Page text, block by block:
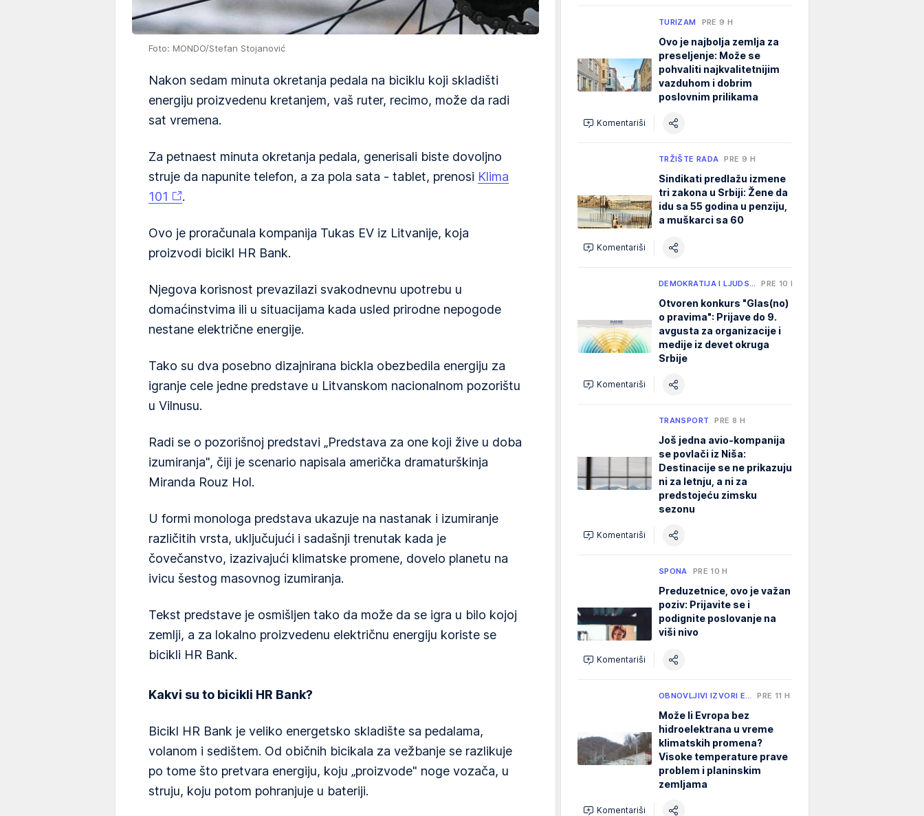
Foto: MONDO/Stefan Stojanović
Nakon sedam minuta okretanja pedala na biciklu koji skladišti
energiju proizvedenu kretanjem, vaš ruter, recimo, može da radi
sat vremena.
Za petnaest minuta okretanja pedala, generisali biste dovoljno
struje da napunite telefon, a za pola sata - tablet, prenosi Klima
101
.
Ovo je proračunala kompanija Tukas EV iz Litvanije, koja
proizvodi bicikl HR Bank.
Njegova korisnost prevazilazi svakodnevnu upotrebu u
domaćinstvima ili u situacijama kada usled prirodne nepogode
nestane električne energije.
Tako su dva posebno dizajnirana bickla obezbedila energiju za
igranje cele jedne predstave u Litvanskom nacionalnom pozorištu
u Vilnusu.
Radi se o pozorišnoj predstavi „Predstava za one koji žive u doba
izumiranja", čiji je scenario napisala američka dramaturškinja
Miranda Rouz Hol.
U formi monologa predstava ukazuje na nastanak i izumiranje
različitih vrsta, uključujući i sadašnji trenutak kada je
čovečanstvo, izazivajući klimatske promene, dovelo planetu na
ivicu šestog masovnog izumiranja.
Tekst predstave je osmišljen tako da može da se igra u bilo kojoj
zemlji, a za lokalno proizvedenu električnu energiju koriste se
bicikli HR Bank.
Kakvi su to bicikli HR Bank?
Bicikl HR Bank je veliko energetsko skladište sa pedalama,
volanom i sedištem. Od običnih bicikala za vežbanje se razlikuje
po tome što pretvara energiju, koju „proizvode" noge vozača, u
struju, koju potom pohranjuje u bateriji.
TURIZAM PRE 9 H
Ovo je najbolja zemlja za
preseljenje: Može se
pohvaliti najkvalitetnijim
vazduhom i dobrim
poslovnim prilikama
Komentariši
TRŽIŠTE RADA PRE 9 H
Sindikati predlažu izmene
tri zakona u Srbiji: Žene da
idu sa 55 godina u penziju,
a muškarci sa 60
Komentariši
DEMOKRATIJA I LJUDS… PRE 10 H
Otvoren konkurs "Glas(no)
o pravima": Prijave do 9.
avgusta za organizacije i
medije iz devet okruga
Srbije
Komentariši
TRANSPORT PRE 8 H
Još jedna avio-kompanija
se povlači iz Niša:
Destinacije se ne prikazuju
ni za letnju, a ni za
predstojeću zimsku
sezonu
Komentariši
SPONA PRE 10 H
Preduzetnice, ovo je važan
poziv: Prijavite se i
podignite poslovanje na
viši nivo
Komentariši
OBNOVLJIVI IZVORI E… PRE 11 H
Može li Evropa bez
hidroelektrana u vreme
klimatskih promena?
Visoke temperature prave
problem i planinskim
zemljama
Komentariši